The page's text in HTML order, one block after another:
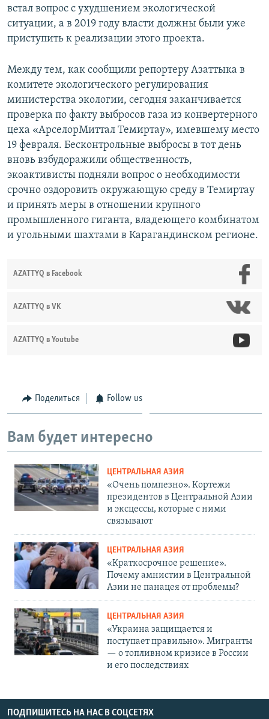
встал вопрос с ухудшением экологической
ситуации, а в 2019 году власти должны были уже
приступить к реализации этого проекта.
Между тем, как сообщили репортеру Азаттыка в
комитете экологического регулирования
министерства экологии, сегодня заканчивается
проверка по факту выбросов газа из конвертерного
цеха «АрселорМиттал Темиртау», имевшему место
19 февраля. Бесконтрольные выбросы в тот день
вновь взбудоражили общественность,
экоактивисты подняли вопрос о необходимости
срочно оздоровить окружающую среду в Темиртау
и принять меры в отношении крупного
промышленного гиганта, владеющего комбинатом
и угольными шахтами в Карагандинском регионе.
AZATTYQ в Facebook
AZATTYQ в VK
AZATTYQ в Youtube
Поделиться Follow us
Вам будет интересно
ЦЕНТРАЛЬНАЯ АЗИЯ
«Очень помпезно». Кортежи
президентов в Центральной Азии
и эксцессы, которые с ними
связывают
ЦЕНТРАЛЬНАЯ АЗИЯ
«Краткосрочное решение».
Почему амнистии в Центральной
Азии не панацея от проблемы?
ЦЕНТРАЛЬНАЯ АЗИЯ
«Украина защищается и
поступает правильно». Мигранты
— о топливном кризисе в России
и его последствиях
ПОДПИШИТЕСЬ НА НАС В СОЦСЕТЯХ